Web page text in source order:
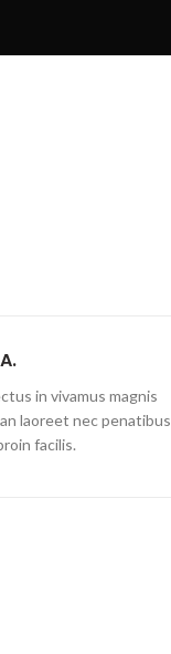
in vivamus magnis
laoreet nec penatibus
facilis.